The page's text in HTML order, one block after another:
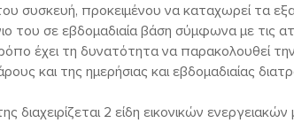
συσκευή, προκειμένου να καταχωρεί τα
του σε εβδομαδιαία βάση σύμφωνα με τις
έχει τη δυνατότητα να παρακολουθεί
και της ημερήσιας και εβδομαδιαίας
2 είδη εικονικών